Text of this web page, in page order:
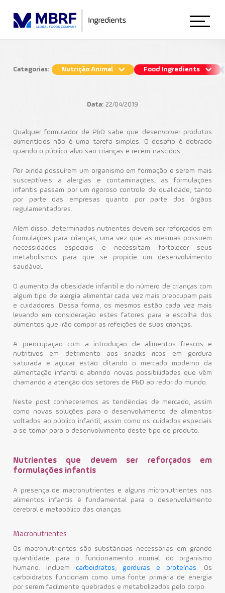
Animal Nutrition
Food Ingredients
Blog
Contato
para crianças
Food Ingredients
Indústria Alimentícia
Categorias: Nutrição Animal Food Ingredients
Data: 22/04/2019
Qualquer formulador de P&D sabe que desenvolver produtos
alimentícios não é uma tarefa simples. O desafio é dobrado
quando o público-alvo são crianças e recém-nascidos.
Por ainda possuírem um organismo em formação e serem mais
susceptíveis a alergias e contaminações, as formulações
infantis passam por um rigoroso controle de qualidade, tanto
por parte das empresas quanto por parte dos órgãos
regulamentadores.
Além disso, determinados nutrientes devem ser reforçados em
formulações para crianças, uma vez que as mesmas possuem
necessidades especiais e necessitam fortalecer seus
metabolismos para que se propicie um desenvolvimento
saudável.
O aumento da obesidade infantil e do número de crianças com
algum tipo de alergia alimentar cada vez mais preocupam pais
e cuidadores. Dessa forma, os mesmos estão cada vez mais
levando em consideração estes fatores para a escolha dos
alimentos que irão compor as refeições de suas crianças.
A preocupação com a introdução de alimentos frescos e
nutritivos em detrimento aos snacks ricos em gordura
saturada e açúcar estão ditando o mercado moderno da
alimentação infantil e abrindo novas possibilidades que vêm
chamando a atenção dos setores de P&D ao redor do mundo.
Neste post conheceremos as tendências de mercado, assim
como novas soluções para o desenvolvimento de alimentos
voltados ao público infantil, assim como os cuidados especiais
a se tomar para o desenvolvimento deste tipo de produto.
Nutrientes que devem ser reforçados em
formulações infantis
A presença de macronutrientes e alguns micronutrientes nos
alimentos infantis é fundamental para o desenvolvimento
cerebral e metabólico das crianças.
Macronutrientes
Os macronutrientes são substâncias necessárias em grande
quantidade para o funcionamento normal do organismo
humano. Incluem carboidratos, gorduras e proteínas. Os
carboidratos funcionam como uma fonte primária de energia
por serem facilmente quebrados e metabolizados pelo corpo.